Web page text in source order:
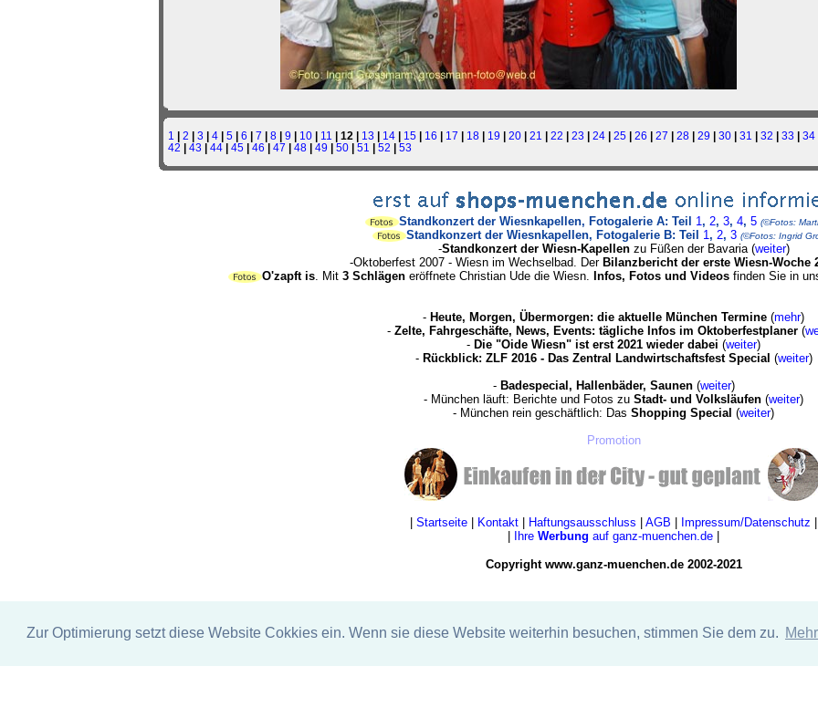
Zur Optimierung setzt diese Website Cokkies ein. Wenn sie diese Website weiterhin besuchen, stimmen Sie dem zu.
1 | 2 | 3 | 4 | 5 | 6 | 7 | 8 | 9 | 10 | 11 | 12 | 13 | 14 | 15 | 16 | 17 | 18 | 19 | 20 | 21 | 22 | 23 | 24 | 25 | 26 | 27 | 28 | 29 | 30 | 31 | 32 | 33 | 34
42 | 43 | 44 | 45 | 46 | 47 | 48 | 49 | 50 | 51 | 52 | 53
Standkonzert der Wiesnkapellen, Fotogalerie A: Teil 1, 2, 3, 4, 5 (©Fotos:
Standkonzert der Wiesnkapellen, Fotogalerie B: Teil 1, 2, 3 (©Fotos: Ingrid
-Standkonzert der Wiesn-Kapellenzu Füßen der Bavaria (weiter)
-Oktoberfest 2007 - Wiesn im Wechselbad. Der Bilanzbericht der erste Wiesn-Woche
O'zapft is. Mit 3 Schlägen eröffnete Christian Ude die Wiesn. Infos, Fotos und Videos finden Sie in
- Heute, Morgen, Übermorgen: die aktuelle München Termine (mehr)
- Zelte, Fahrgeschäfte, News, Events: tägliche Infos im Oktoberfestplaner (
- Die "Oide Wiesn" ist erst 2021 wieder dabei (weiter)
- Rückblick: ZLF 2016 - Das Zentral Landwirtschaftsfest Special (weiter)
- Badespecial, Hallenbäder, Saunen(weiter)
- München läuft: Berichte und Fotos zu Stadt- und Volksläufen (weiter)
- München rein geschäftlich: Das Shopping Special (weiter)
Promotion
Startseite Kontakt Haftungsausschluss AGB Impressum/Datenschutz
Ihre Werbung auf ganz-muenchen.de
Copyright www.ganz-muenchen.de 2002-2021